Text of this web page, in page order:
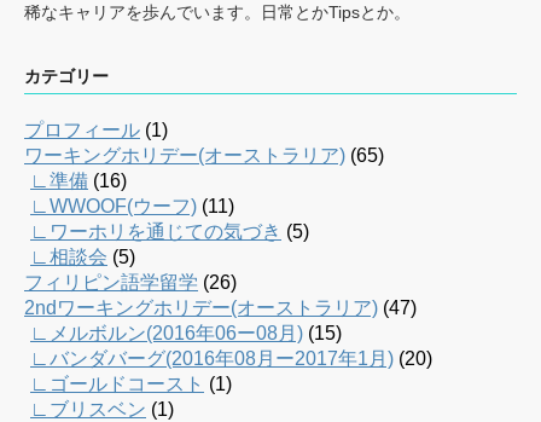
稀なキャリアを歩んでいます。日常とかTipsとか。
カテゴリー
プロフィール (1)
ワーキングホリデー(オーストラリア) (65)
∟準備 (16)
∟WWOOF(ウーフ) (11)
∟ワーホリを通じての気づき (5)
∟相談会 (5)
フィリピン語学留学 (26)
2ndワーキングホリデー(オーストラリア) (47)
∟メルボルン(2016年06ー08月) (15)
∟バンダバーグ(2016年08月ー2017年1月) (20)
∟ゴールドコースト (1)
∟ブリスベン (1)